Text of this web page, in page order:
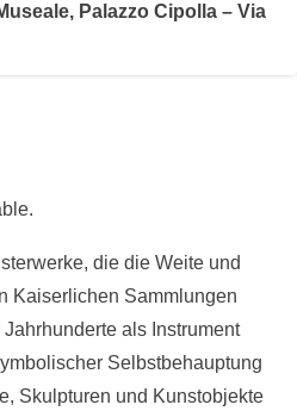
Palazzo Cipolla – Via
die die Weite und
Kaiserlichen Sammlungen
als Instrument
Selbstbehauptung
Skulpturen und Kunstobjekte